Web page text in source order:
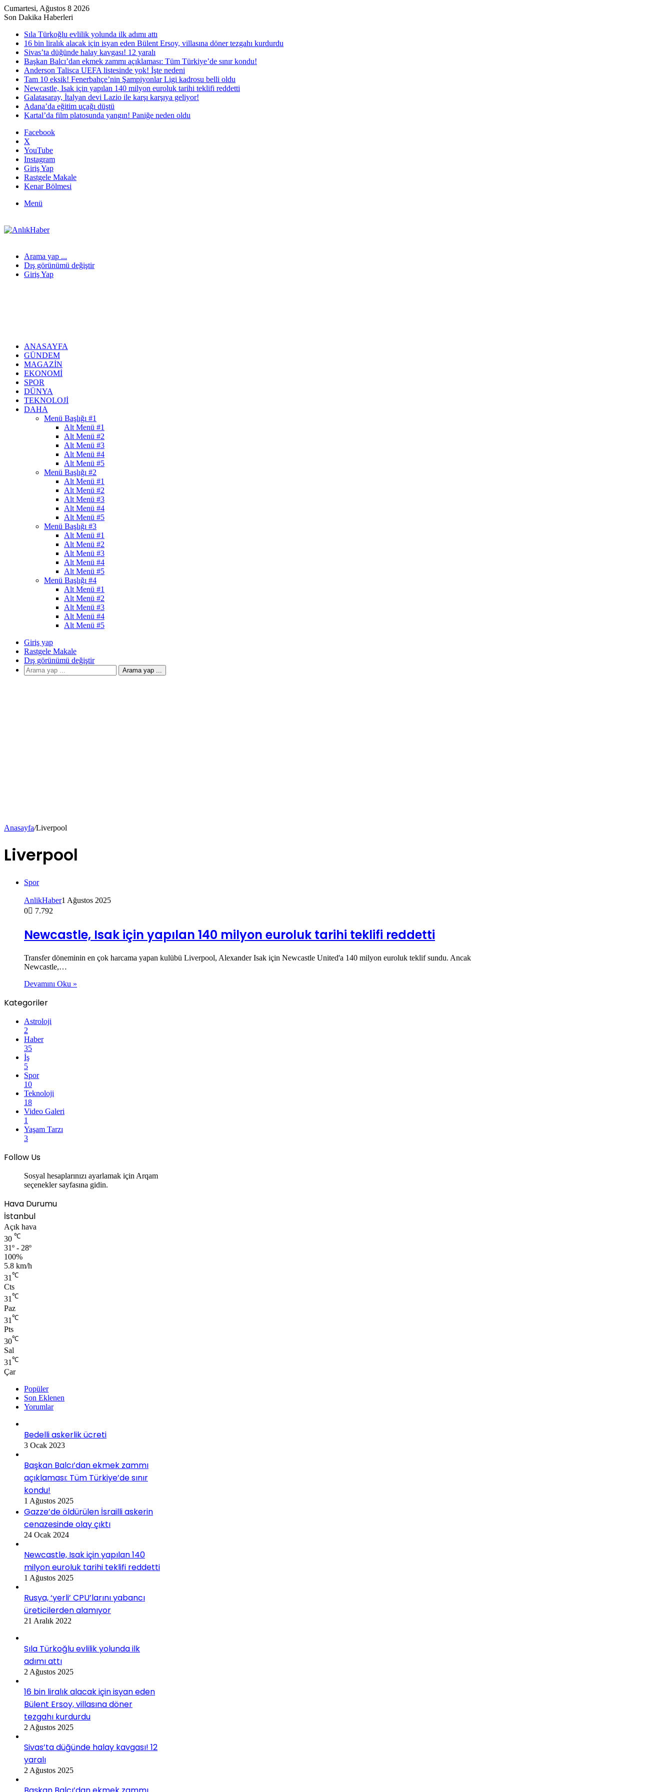
Cumartesi, Ağustos 8 2026
Son Dakika Haberleri
Sıla Türkoğlu evlilik yolunda ilk adımı attı
16 bin liralık alacak için isyan eden Bülent Ersoy, villasına döner tezgahı kurdurdu
Sivas’ta düğünde halay kavgası! 12 yaralı
Başkan Balcı’dan ekmek zammı açıklaması: Tüm Türkiye’de sınır kondu!
Anderson Talisca UEFA listesinde yok! İşte nedeni
Tam 10 eksik! Fenerbahçe’nin Şampiyonlar Ligi kadrosu belli oldu
Newcastle, Isak için yapılan 140 milyon euroluk tarihi teklifi reddetti
Galatasaray, İtalyan devi Lazio ile karşı karşıya geliyor!
Adana’da eğitim uçağı düştü
Kartal’da film platosunda yangın! Paniğe neden oldu
Facebook
X
YouTube
Instagram
Giriş Yap
Rastgele Makale
Kenar Bölmesi
Menü
Arama yap ...
Dış görünümü değiştir
Giriş Yap
ANASAYFA
GÜNDEM
MAGAZIN
EKONOMI
SPOR
DÜNYA
TEKNOLOJI
DAHA
Menü Başlığı #1
Alt Menü #1
Alt Menü #2
Alt Menü #3
Alt Menü #4
Alt Menü #5
Menü Başlığı #2
Alt Menü #1
Alt Menü #2
Alt Menü #3
Alt Menü #4
Alt Menü #5
Menü Başlığı #3
Alt Menü #1
Alt Menü #2
Alt Menü #3
Alt Menü #4
Alt Menü #5
Menü Başlığı #4
Alt Menü #1
Alt Menü #2
Alt Menü #3
Alt Menü #4
Alt Menü #5
Giriş yap
Rastgele Makale
Dış görünümü değiştir
Arama yap ...
Anasayfa/Liverpool
Liverpool
Spor
AnlikHaber1 Ağustos 2025
0
7.792
Newcastle, Isak için yapılan 140 milyon euroluk tarihi teklifi reddetti
Transfer döneminin en çok harcama yapan kulübü Liverpool, Alexander Isak için Newcastle United'a 140 milyon euroluk teklif sundu. Ancak
Newcastle,…
Devamını Oku »
Kategoriler
Astroloji
2
Haber
35
İş
5
Spor
10
Teknoloji
18
Video Galeri
1
Yaşam Tarzı
3
Follow Us
Sosyal hesaplarınızı ayarlamak için Arqam
seçenekler sayfasına gidin.
Hava Durumu
İstanbul
Açık hava
30 ℃
31º - 28º
100%
5.8 km/h
31 ℃
Cts
31℃
Paz
31 ℃
Pts
30℃
Sal
31℃
Çar
Popüler
Son Eklenen
Yorumlar
Bedelli askerlik ücreti
3 Ocak 2023
Başkan Balcı’dan ekmek zammı
açıklaması: Tüm Türkiye’de sınır
kondu!
1 Ağustos 2025
Gazze’de öldürülen İsrailli askerin
cenazesinde olay çıktı
24 Ocak 2024
Newcastle, Isak için yapılan 140
milyon euroluk tarihi teklifi reddetti
1 Ağustos 2025
Rusya, ‘yerli’ CPU’larını yabancı
üreticilerden alamıyor
21 Aralık 2022
Sıla Türkoğlu evlilik yolunda ilk
adımı attı
2 Ağustos 2025
16 bin liralık alacak için isyan eden
Bülent Ersoy, villasına döner
tezgahı kurdurdu
2 Ağustos 2025
Sivas’ta düğünde halay kavgası! 12
yaralı
2 Ağustos 2025